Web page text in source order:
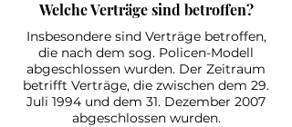
Welche Verträge sind betroffen?
Insbesondere sind Verträge betroffen,
die nach dem sog. Policen-Modell
abgeschlossen wurden. Der Zeitraum
betrifft Verträge, die zwischen dem 29.
Juli 1994 und dem 31. Dezember 2007
abgeschlossen wurden.